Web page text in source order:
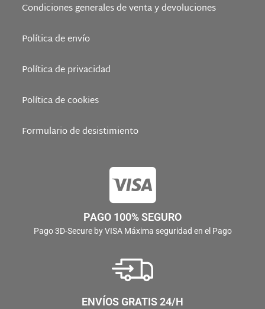
Condiciones generales de venta y devoluciones
Política de envío
Política de privacidad
Política de cookies
Formulario de desistimiento
PAGO 100% SEGURO
Pago 3D-Secure by VISA Máxima seguridad en el Pago
ENVÍOS GRATIS 24/H